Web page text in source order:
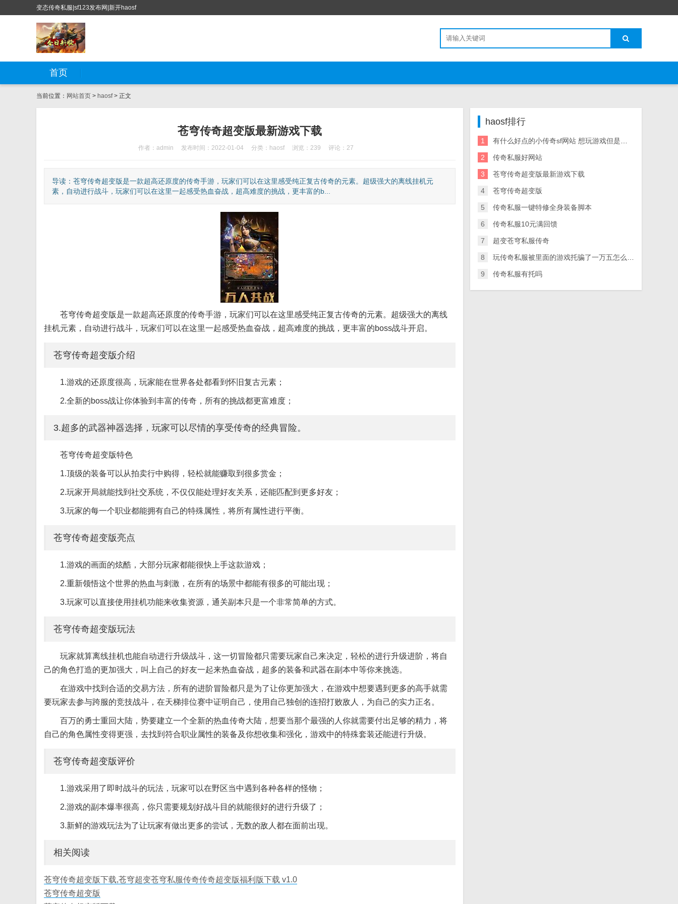
变态传奇私服|sf123发布网|新开haosf
首页
当前位置： 网站首页 > haosf> 正文
苍穹传奇超变版最新游戏下载
作者：admin 发布时间：2022-01-04 分类： haosf 浏览：239 评论：27
导读：苍穹传奇超变版是一款超高还原度的传奇手游，玩家们可以在这里感受纯正复古传奇的元素。超级强大的离线挂机元
素，自动进行战斗，玩家们可以在这里一起感受热血奋战，超高难度的挑战，更丰富的b...
苍穹传奇超变版是一款超高还原度的传奇手游，玩家们可以在这里感受纯正复古传奇的元素。超级强大的离线
挂机元素，自动进行战斗，玩家们可以在这里一起感受热血奋战，超高难度的挑战，更丰富的boss战斗开启。
苍穹传奇超变版介绍
1.游戏的还原度很高，玩家能在世界各处都看到怀旧复古元素；
2.全新的boss战让你体验到丰富的传奇，所有的挑战都更富难度；
3.超多的武器神器选择，玩家可以尽情的享受传奇的经典冒险。
苍穹传奇超变版特色
1.顶级的装备可以从拍卖行中购得，轻松就能赚取到很多赏金；
2.玩家开局就能找到社交系统，不仅仅能处理好友关系，还能匹配到更多好友；
3.玩家的每一个职业都能拥有自己的特殊属性，将所有属性进行平衡。
苍穹传奇超变版亮点
1.游戏的画面的炫酷，大部分玩家都能很快上手这款游戏；
2.重新领悟这个世界的热血与刺激，在所有的场景中都能有很多的可能出现；
3.玩家可以直接使用挂机功能来收集资源，通关副本只是一个非常简单的方式。
苍穹传奇超变版玩法
玩家就算离线挂机也能自动进行升级战斗，这一切冒险都只需要玩家自己来决定，轻松的进行升级进阶，将自
己的角色打造的更加强大，叫上自己的好友一起来热血奋战，超多的装备和武器在副本中等你来挑选。
在游戏中找到合适的交易方法，所有的进阶冒险都只是为了让你更加强大，在游戏中想要遇到更多的高手就需
要玩家去参与跨服的竞技战斗，在天梯排位赛中证明自己，使用自己独创的连招打败敌人，为自己的实力正名。
百万的勇士重回大陆，势要建立一个全新的热血传奇大陆，想要当那个最强的人你就需要付出足够的精力，将
自己的角色属性变得更强，去找到符合职业属性的装备及你想收集和强化，游戏中的特殊套装还能进行升级。
苍穹传奇超变版评价
1.游戏采用了即时战斗的玩法，玩家可以在野区当中遇到各种各样的怪物；
2.游戏的副本爆率很高，你只需要规划好战斗目的就能很好的进行升级了；
3.新鲜的游戏玩法为了让玩家有做出更多的尝试，无数的敌人都在面前出现。
相关阅读
苍穹传奇超变版下载,苍穹超变苍穹私服传奇传奇超变版福利版下载 v1.0
苍穹传奇超变版
haosf排行
1 有什么好点的小传奇sf网站 想玩游戏但是人真多烦人 爱问知识人
2 传奇私服好网站
3 苍穹传奇超变版最新游戏下载
4 苍穹传奇超变版
5 传奇私服一键特修全身装备脚本
6 传奇私服10元满回馈
7 超变苍穹私服传奇
8 玩传奇私服被里面的游戏托骗了一万五怎么办？
9 传奇私服有托吗